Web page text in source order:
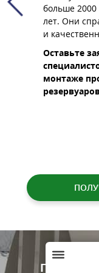
нами 15
аварийных
Оставьте
по